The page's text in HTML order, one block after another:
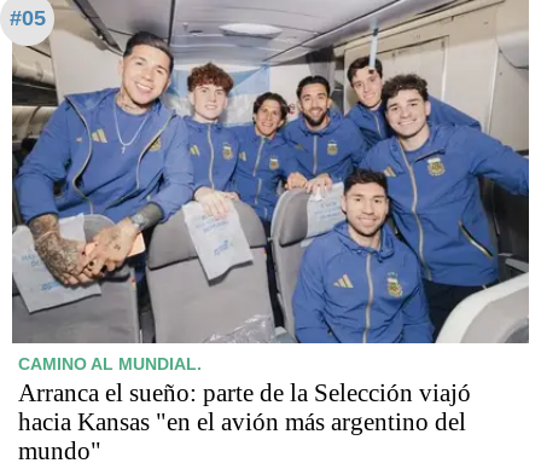
#05
CAMINO AL MUNDIAL.
Arranca el sueño: parte de la Selección viajó
hacia Kansas "en el avión más argentino del
mundo"